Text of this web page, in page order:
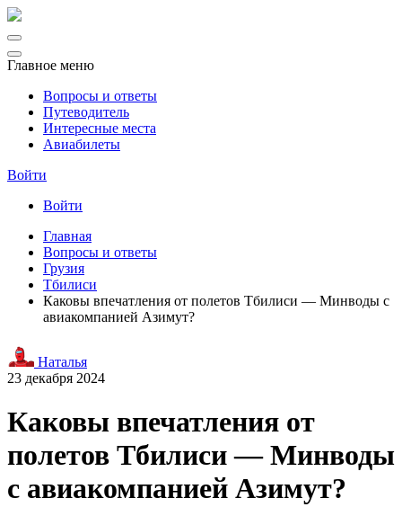
Главное меню
Вопросы и ответы
Путеводитель
Интересные места
Авиабилеты
Войти
Войти
Главная
Вопросы и ответы
Грузия
Тбилиси
Каковы впечатления от полетов Тбилиси — Минводы с
авиакомпанией Азимут?
Наталья
23 декабря 2024
Каковы впечатления от
полетов Тбилиси — Минводы
с авиакомпанией Азимут?